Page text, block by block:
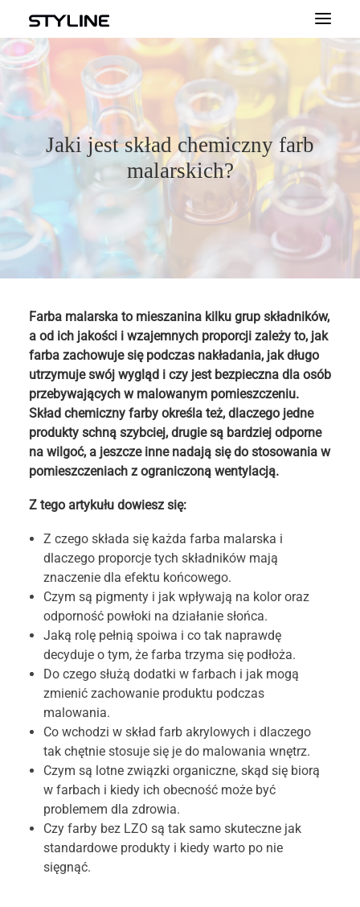
START
O NAS
PRODUKTY
KOLORY
DOKUMENTY
DORADZTWO
PORADY
KONTAKT
FARBY DEKORACYJNE
Jaki jest skład chemiczny farb
malarskich?
Farba malarska to mieszanina kilku grup składników,
a od ich jakości i wzajemnych proporcji zależy to, jak
farba zachowuje się podczas nakładania, jak długo
utrzymuje swój wygląd i czy jest bezpieczna dla osób
przebywających w malowanym pomieszczeniu.
Skład chemiczny farby określa też, dlaczego jedne
produkty schną szybciej, drugie są bardziej odporne
na wilgoć, a jeszcze inne nadają się do stosowania w
pomieszczeniach z ograniczoną wentylacją.
Z tego artykułu dowiesz się:
Z czego składa się każda farba malarska i
dlaczego proporcje tych składników mają
znaczenie dla efektu końcowego.
Czym są pigmenty i jak wpływają na kolor oraz
odporność powłoki na działanie słońca.
Jaką rolę pełnią spoiwa i co tak naprawdę
decyduje o tym, że farba trzyma się podłoża.
Do czego służą dodatki w farbach i jak mogą
zmienić zachowanie produktu podczas
malowania.
Co wchodzi w skład farb akrylowych i dlaczego
tak chętnie stosuje się je do malowania wnętrz.
Czym są lotne związki organiczne, skąd się biorą
w farbach i kiedy ich obecność może być
problemem dla zdrowia.
Czy farby bez LZO są tak samo skuteczne jak
standardowe produkty i kiedy warto po nie
sięgnąć.